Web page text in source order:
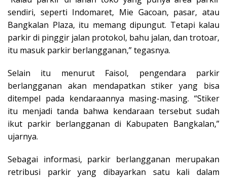
sendiri, seperti Indomaret, Mie Gacoan, pasar, atau
Bangkalan Plaza, itu memang dipungut. Tetapi kalau
parkir di pinggir jalan protokol, bahu jalan, dan trotoar,
itu masuk parkir berlangganan,” tegasnya.
Selain itu menurut Faisol, pengendara parkir
berlangganan akan mendapatkan stiker yang bisa
ditempel pada kendaraannya masing-masing. “Stiker
itu menjadi tanda bahwa kendaraan tersebut sudah
ikut parkir berlangganan di Kabupaten Bangkalan,”
ujarnya.
Sebagai informasi, parkir berlangganan merupakan
retribusi parkir yang dibayarkan satu kali dalam